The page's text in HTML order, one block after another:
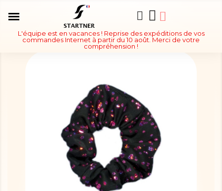
L'équipe est en vacances ! Reprise des expéditions de vos
commandes Internet à partir du 10 août. Merci de votre
compréhension !